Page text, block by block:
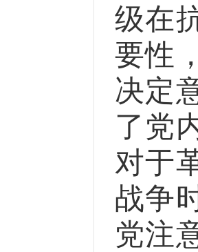
级在
要性
决定
了党
对于
战争
党注